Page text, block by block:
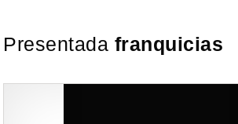
Presentada franquicias